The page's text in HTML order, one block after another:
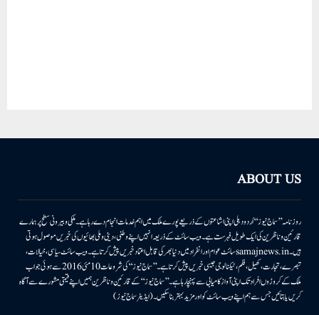
ABOUT US
روزنامہ ’’سماج نیوز‘‘ اُردو دہلی اپنی اشاعتوں کے ذریعے پورے ملک میں اہم خدمات انجام دے رہا ہے۔ ملکی وبیرونی سطح پر ہمارے
قارئین وناظرین کی ایک طویل فہرست ہے۔ ویب سائٹ کے ذریعہ انہیں اپنے وطنی، دینی وملی بھائیوں کی خبریں موصول ہوتی
ہیں۔samajnews.inسائٹ عوام اور انفراد میں دنیا بھر کی قابل اعتماد خبریں پیش کرتا ہے۔ ویب سائٹ سیاسی، خیالات،
تبصرے، تجارت، کھیل، فلم، ٹیکنالوجی جیسی خبریں پیش کرتا ہے۔ ’’سماج نیوز‘‘ کی شروعات 10مئی 2016 سے ہوئی جو اب
ملک کے کروڑوں افراد تک اپنی آواز کامیابی سے پہنچا رہا ہے۔ ’’سماج نیوز‘‘ کے قارئین وناظرین ہمیں اپنے قیمتی مشورے سے آگاہ
کریں یا بتائیں جس سے ہم اپنے ویب سائٹ کو اور مزید بہتر بناسکیں۔ (ایڈیٹر سماج نیوز)